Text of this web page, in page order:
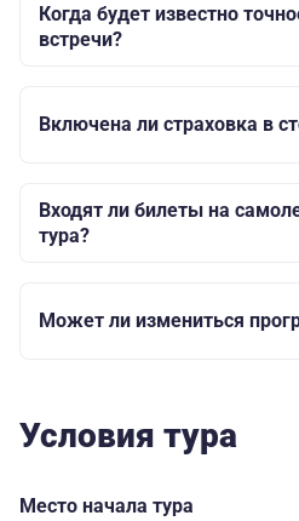
Когда будет известно
встречи?
Включена ли страховка в
Входят ли билеты на
тура?
Может ли измениться
Условия тура
Место начала тура